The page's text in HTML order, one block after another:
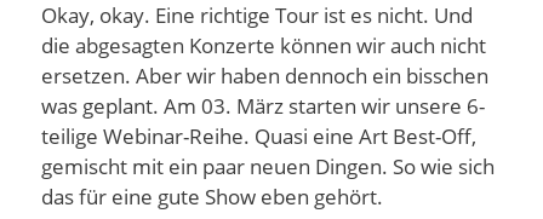
Okay, okay. Eine richtige Tour ist es nicht. Und
die abgesagten Konzerte können wir auch nicht
ersetzen. Aber wir haben dennoch ein bisschen
was geplant. Am 03. März starten wir unsere 6-
teilige Webinar-Reihe. Quasi eine Art Best-Off,
gemischt mit ein paar neuen Dingen. So wie sich
das für eine gute Show eben gehört.